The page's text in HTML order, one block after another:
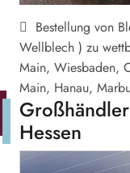
Bestellung von
Wellblech ) zu
Main, Wiesbaden,
Main, Hanau,
Hessen